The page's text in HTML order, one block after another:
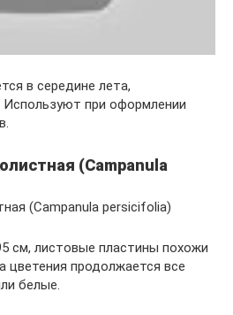
в середине лета,
Используют при оформлении
(Campanula
(Campanula persicifolia)
см, листовые пластины похожи
цветения продолжается все
белые.